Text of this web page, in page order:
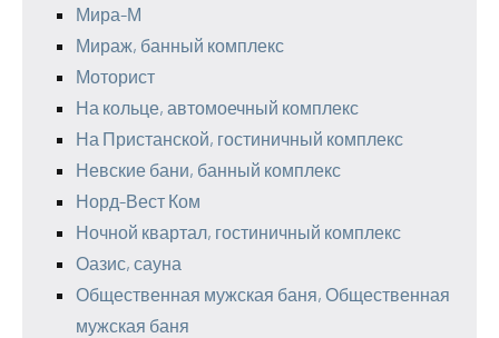
Мира-М
Мираж, банный комплекс
Моторист
На кольце, автомоечный комплекс
На Пристанской, гостиничный комплекс
Невские бани, банный комплекс
Норд-Вест Ком
Ночной квартал, гостиничный комплекс
Оазис, сауна
Общественная мужская баня, Общественная
мужская баня